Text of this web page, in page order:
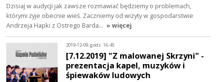
Dzisiaj w audycji jak zawsze rozmawiać będziemy o problemach,
którymi żyje obecnie wieś. Zaczniemy od wizyty w gospodarstwie
Andrzeja Hapki z Ostrego Barda… » więcej
2019-12-09, godz. 16:45
[7.12.2019] "Z malowanej Skrzyni" -
prezentacja kapel, muzyków i
śpiewaków ludowych